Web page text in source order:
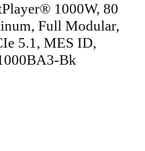
1000W, 80
Full Modular,
5.1, MES ID,
Bk